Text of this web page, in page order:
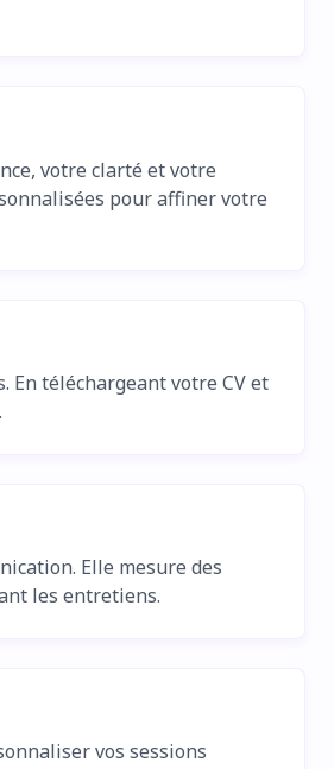
votre clarté et votre
pour affiner votre
téléchargeant votre CV et
Elle mesure des
les entretiens.
vos sessions